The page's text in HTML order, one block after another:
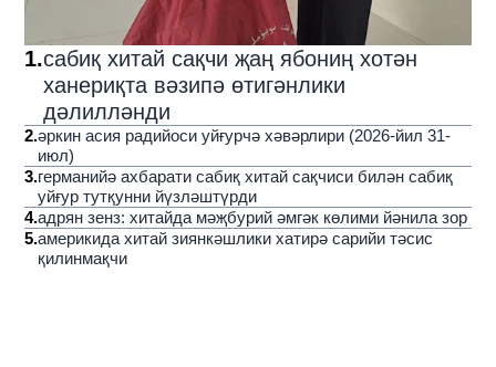
1.сабиқ хитай сақчи җаң ябониң хотән
ханериқта вәзипә өтигәнлики
дәлилләнди
2.әркин асия радийоси уйғурчә хәвәрлири (2026-йил 31-
июл)
3.германийә ахбарати сабиқ хитай сақчиси билән сабиқ
уйғур тутқунни йүзләштүрди
4.адрян зенз: хитайда мәҗбурий әмгәк көлими йәнила зор
5.америкида хитай зиянкәшлики хатирә сарийи тәсис
қилинмақчи